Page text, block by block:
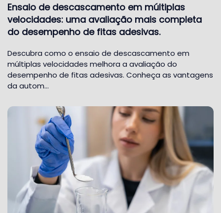
Ensaio de descascamento em múltiplas
velocidades: uma avaliação mais completa
do desempenho de fitas adesivas.
Descubra como o ensaio de descascamento em
múltiplas velocidades melhora a avaliação do
desempenho de fitas adesivas. Conheça as vantagens
da autom…